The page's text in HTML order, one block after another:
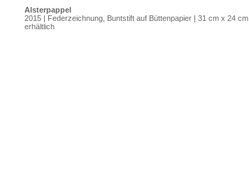
Alsterpappel
2015 | Federzeichnung, Buntstift auf Büttenpapier | 31 cm x 24 cm
erhältlich